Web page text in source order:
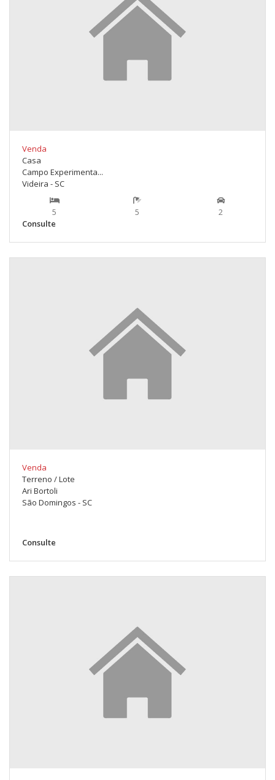
Venda
Casa
Campo Experimenta...
Videira - SC
5 5
2
Consulte
Venda
Terreno / Lote
Ari Bortoli
São Domingos - SC
Consulte